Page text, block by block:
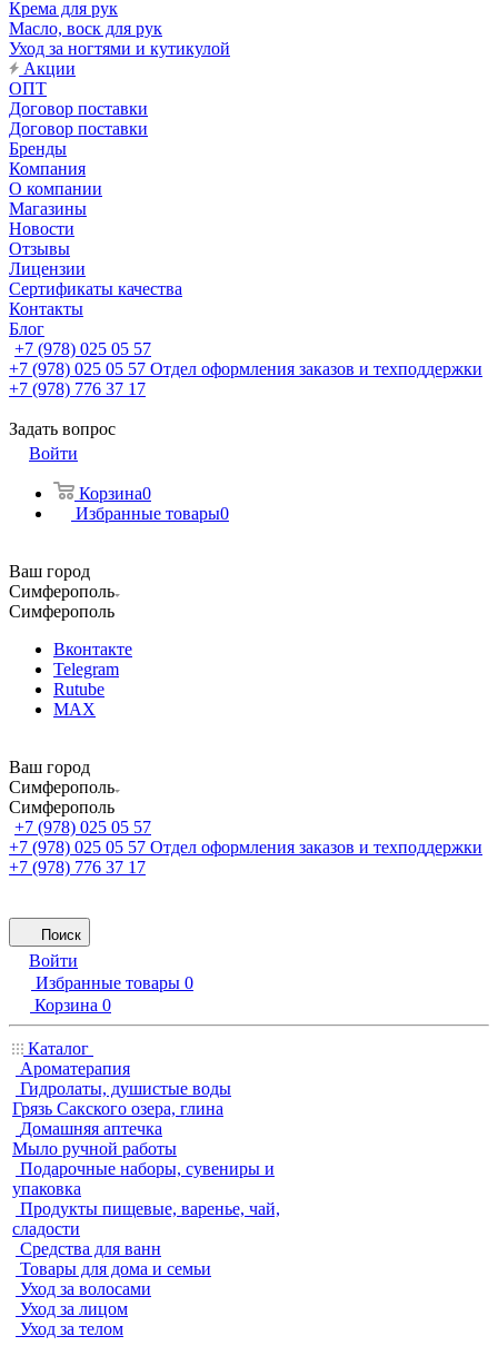
Крема для рук
Масло, воск для рук
Уход за ногтями и кутикулой
Акции
ОПТ
Договор поставки
Договор поставки
Бренды
Компания
О компании
Магазины
Новости
Отзывы
Лицензии
Сертификаты качества
Контакты
Блог
+7 (978) 025 05 57
+7 (978) 025 05 57 Отдел оформления заказов и техподдержки
+7 (978) 776 37 17
Задать вопрос
Войти
Корзина0
Избранные товары0
Ваш город
Симферополь
Симферополь
Вконтакте
Telegram
Rutube
MAX
Ваш город
Симферополь
Симферополь
+7 (978) 025 05 57
+7 (978) 025 05 57 Отдел оформления заказов и техподдержки
+7 (978) 776 37 17
Поиск
Войти
Избранные товары 0
Корзина 0
Каталог
Ароматерапия
Гидролаты, душистые воды
Грязь Сакского озера, глина
Домашняя аптечка
Мыло ручной работы
Подарочные наборы, сувениры и
упаковка
Продукты пищевые, варенье, чай,
сладости
Средства для ванн
Товары для дома и семьи
Уход за волосами
Уход за лицом
Уход за телом